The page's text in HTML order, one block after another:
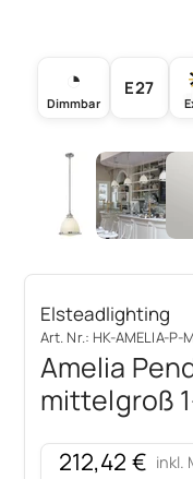
◔
Dimmbar
E27
Elsteadlighting
Art. Nr.: HK-AMELIA-P-
Amelia
mittelgroß
Angebot
212,42 € inkl.